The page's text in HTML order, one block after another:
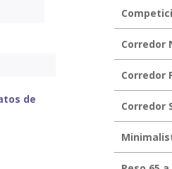
de
Corredor
Corredor
Corredor